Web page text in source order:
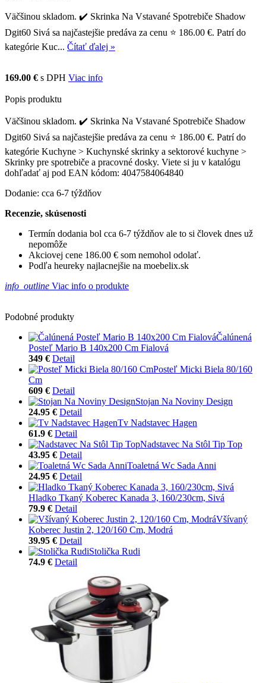
Väčšinou skladom. ✔️ Skrinka Na Vstavané Spotrebiče Shadow
Dgit60 Sivá sa najčastejšie predáva za cenu ⭐ 186.00 €. Patrí do
kategórie Kuc... Čítať ďalej »
169.00 € s DPH Viac info
Popis produktu
Väčšinou skladom. ✔️ Skrinka Na Vstavané Spotrebiče Shadow
Dgit60 Sivá sa najčastejšie predáva za cenu ⭐ 186.00 €. Patrí do
kategórie Kuchyne > Kuchynské skrinky a sektorové kuchyne >
Skrinky pre spotrebiče a pracovné dosky. Viete si ju v katalógu
dohľadať aj pod EAN kódom: 4047584064840
Dodanie: cca 6-7 týždňov
Recenzie, skúsenosti
Termín dodania bol cca 6-7 týždňov ale to si človek dnes už
nepomôže
Akciovej cene 186.00 € som nemohol odolať.
Podľa heureky najlacnejšie na moebelix.sk
info_outline Viac info o produkte
Podobné produkty
Čalúnená
Posteľ Mario B 140x200 Cm Fialová
349 € Detail
Posteľ Micki Biela 80/160
Cm
609 € Detail
Stojan Na Noviny Design
24.95 € Detail
Tv Nadstavec Hagen
61.9 € Detail
Nadstavec Na Stôl Tip Top
43.95 € Detail
Toaletná Wc Sada Anni
24.95 € Detail
Hladko Tkaný Koberec Kanada 3, 160/230cm, Sivá
79.9 € Detail
Všívaný
Koberec Justin 2, 120/160 Cm, Modrá
39.95 € Detail
Stolička Rudi
74.9 € Detail